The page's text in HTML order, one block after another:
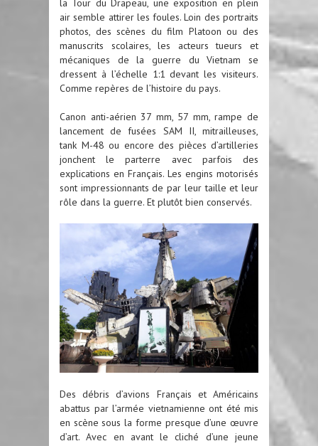
la Tour du Drapeau, une exposition en plein
air semble attirer les foules. Loin des portraits
photos, des scènes du film Platoon ou des
manuscrits scolaires, les acteurs tueurs et
mécaniques de la guerre du Vietnam se
dressent à l’échelle 1:1 devant les visiteurs.
Comme repères de l’histoire du pays.
Canon anti-aérien 37 mm, 57 mm, rampe de
lancement de fusées SAM II, mitrailleuses,
tank M-48 ou encore des pièces d’artilleries
jonchent le parterre avec parfois des
explications en Français. Les engins motorisés
sont impressionnants de par leur taille et leur
rôle dans la guerre. Et plutôt bien conservés.
Des débris d’avions Français et Américains
abattus par l’armée vietnamienne ont été mis
en scène sous la forme presque d’une œuvre
d’art. Avec en avant le cliché d’une jeune